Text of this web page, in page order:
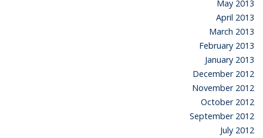
May 2013
April 2013
March 2013
February 2013
January 2013
December 2012
November 2012
October 2012
September 2012
July 2012